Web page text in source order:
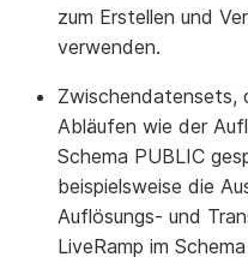
zum Erstellen und
verwenden.
Zwischendatensets,
Abläufen wie der
Schema PUBLIC
beispielsweise die
Auflösungs- und
LiveRamp im